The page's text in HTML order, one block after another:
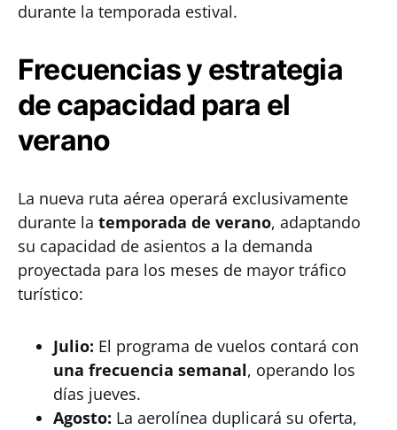
durante la temporada estival.
Frecuencias y estrategia
de capacidad para el
verano
La nueva ruta aérea operará exclusivamente
durante la temporada de verano, adaptando
su capacidad de asientos a la demanda
proyectada para los meses de mayor tráfico
turístico:
Julio: El programa de vuelos contará con
una frecuencia semanal, operando los
días jueves.
Agosto: La aerolínea duplicará su oferta,